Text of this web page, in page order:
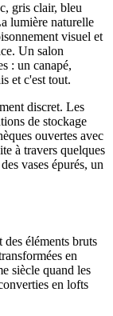
gris clair, bleu
lumière naturelle
visuel et
Un salon
: un canapé,
et c'est tout.
discret. Les
de stockage
ouvertes avec
à travers quelques
vases épurés, un
éléments bruts
en
siècle quand les
en lofts